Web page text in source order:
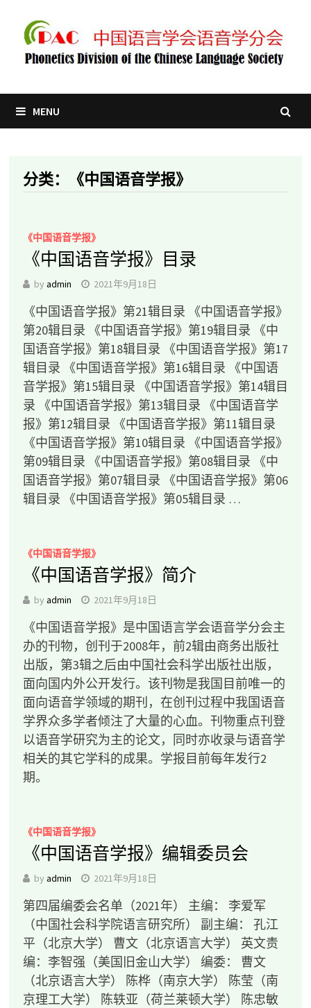
content
MENU
分类：《中国语音学报》
《中国语音学报》
《中国语音学报》目录
by admin 2021年9月18日
《中国语音学报》第21辑目录 《中国语音学报》
第20辑目录 《中国语音学报》第19辑目录 《中
国语音学报》第18辑目录 《中国语音学报》第17
辑目录 《中国语音学报》第16辑目录 《中国语
音学报》第15辑目录 《中国语音学报》第14辑目
录 《中国语音学报》第13辑目录 《中国语音学
报》第12辑目录 《中国语音学报》第11辑目录
《中国语音学报》第10辑目录 《中国语音学报》
第09辑目录 《中国语音学报》第08辑目录 《中
国语音学报》第07辑目录 《中国语音学报》第06
辑目录 《中国语音学报》第05辑目录 …
《中国语音学报》
《中国语音学报》简介
by admin 2021年9月18日
《中国语音学报》是中国语言学会语音学分会主
办的刊物，创刊于2008年，前2辑由商务出版社
出版，第3辑之后由中国社会科学出版社出版，
面向国内外公开发行。该刊物是我国目前唯一的
面向语音学领域的期刊，在创刊过程中我国语音
学界众多学者倾注了大量的心血。刊物重点刊登
以语音学研究为主的论文，同时亦收录与语音学
相关的其它学科的成果。学报目前每年发行2
期。
《中国语音学报》
《中国语音学报》编辑委员会
by admin 2021年9月18日
第四届编委会名单（2021年） 主编： 李爱军
（中国社会科学院语言研究所） 副主编： 孔江
平（北京大学） 曹文（北京语言大学） 英文责
编：李智强（美国旧金山大学） 编委： 曹文
（北京语言大学） 陈桦（南京大学） 陈莹（南
京理工大学） 陈轶亚（荷兰莱顿大学） 陈忠敏